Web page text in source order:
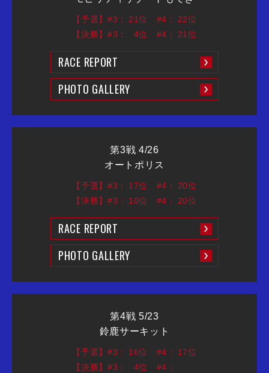
【予選】#3： 21位 #4：
22位
【決勝】#3：
4位 #4： 21位
RACE REPORT
PHOTO GALLERY
第3戦 4/26
オートポリス
【予選】#3： 17位 #4：
20位
【決勝】#3：
10位 #4： 20位
RACE REPORT
PHOTO GALLERY
第4戦 5/23
鈴鹿サーキット
【予選】#3： 16位 #4：
17位
【決勝】#3：
4位 #4：